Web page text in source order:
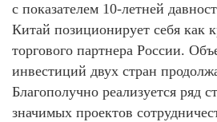
с показателем 10-летней
Китай позиционирует себя как
торгового партнера России.
инвестиций двух стран
Благополучно реализуется ряд
значимых проектов